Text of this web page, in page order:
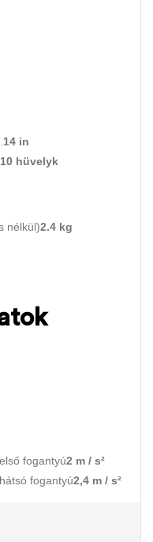
14 in
10 hüvelyk
nélkül)2.4 kg
fogantyú2 m / s²
fogantyú2,4 m / s²